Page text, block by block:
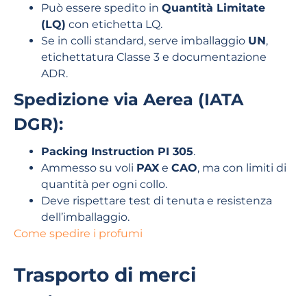
Può essere spedito in Quantità Limitate
(LQ) con etichetta LQ.
Se in colli standard, serve imballaggio UN,
etichettatura Classe 3 e documentazione
ADR.
Spedizione via Aerea (IATA
DGR):
Packing Instruction PI 305.
Ammesso su voli PAX e CAO, ma con limiti di
quantità per ogni collo.
Deve rispettare test di tenuta e resistenza
dell’imballaggio.
Come spedire i profumi
Trasporto di merci